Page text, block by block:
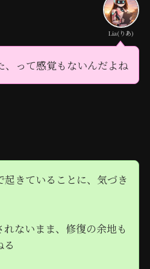
Lia(りあ)
、って感覚もないんだよね
起きていることに、気づき
ないまま、修復の余地も
る